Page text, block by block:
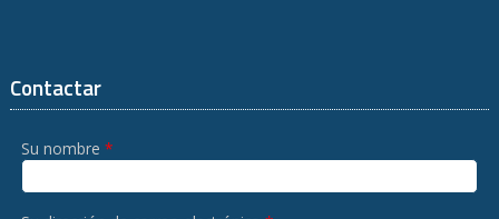
Contactar
Su nombre *